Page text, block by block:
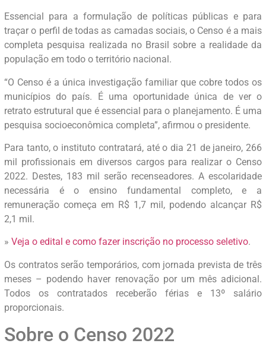
Essencial para a formulação de políticas públicas e para
traçar o perfil de todas as camadas sociais, o Censo é a mais
completa pesquisa realizada no Brasil sobre a realidade da
população em todo o território nacional.
“O Censo é a única investigação familiar que cobre todos os
municípios do país. É uma oportunidade única de ver o
retrato estrutural que é essencial para o planejamento. É uma
pesquisa socioeconômica completa”, afirmou o presidente.
Para tanto, o instituto contratará, até o dia 21 de janeiro, 266
mil profissionais em diversos cargos para realizar o Censo
2022. Destes, 183 mil serão recenseadores. A escolaridade
necessária é o ensino fundamental completo, e a
remuneração começa em R$ 1,7 mil, podendo alcançar R$
2,1 mil.
» Veja o edital e como fazer inscrição no processo seletivo.
Os contratos serão temporários, com jornada prevista de três
meses – podendo haver renovação por um mês adicional.
Todos os contratados receberão férias e 13º salário
proporcionais.
Sobre o Censo 2022